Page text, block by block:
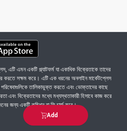
Add
এমন একটি প্ল্যাটফর্ম যা একাধিক বিক্রেতাকে তাদের
করতে সক্ষম করে। এটি এক ধরনের অনলাইন মার্কেটপ্লেস
পরিষেবাগুলিকে তালিকাভুক্ত করতে এবং ভোক্তাদের কাছে
বিক্রেতাদের মধ্যে মধ্যস্থতাকারী হিসাবে কাজ করে
জন্য একটি কমিশন বা ফি চার্জ করে।